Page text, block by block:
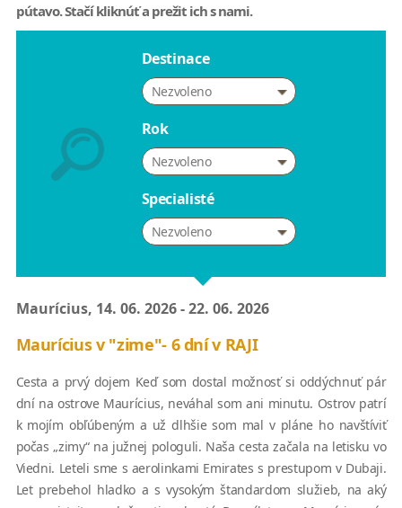
pútavo. Stačí kliknúť a prežit ich s nami.
Destinace
Nezvoleno
Rok
Nezvoleno
Specialisté
Nezvoleno
Maurícius, 14. 06. 2026 - 22. 06. 2026
Maurícius v "zime"- 6 dní v RAJI
Cesta a prvý dojem Keď som dostal možnosť si oddýchnuť pár
dní na ostrove Maurícius, neváhal som ani minutu. Ostrov patrí
k mojím obľúbeným a už dlhšie som mal v pláne ho navštíviť
počas „zimy“ na južnej pologuli. Naša cesta začala na letisku vo
Viedni. Leteli sme s aerolinkami Emirates s prestupom v Dubaji.
Let prebehol hladko a s vysokým štandardom služieb, na aký